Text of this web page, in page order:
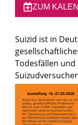
ZUM
Suizid ist in
Todesfällen